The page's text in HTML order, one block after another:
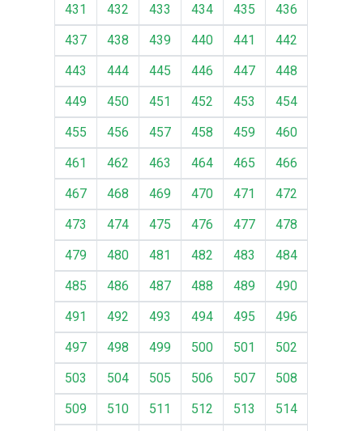
431 432 433 434 435
436
437
438 439 440 441
442
443
444 445 446 447
448
449
450 451 452 453
454
455
456 457 458 459
460
461
462 463 464 465
466
467
468 469 470 471
472
473
474 475 476 477
478
479
480 481 482 483
484
485
486 487 488 489
490
491
492 493 494 495
496
497
498 499 500 501
502
503
504 505 506 507
508
509
510 511 512 513
514